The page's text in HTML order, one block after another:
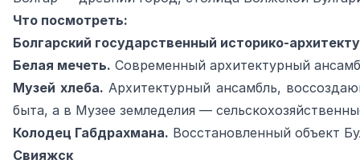
Что посмотреть:
Болгарский государственный историко-
Белая мечеть. Современный архитектурный
Музей хлеба. Архитектурный ансамбль,
быта, а в Музее земледелия —
Колодец Габдрахмана. Восстановленный объект
Свияжск